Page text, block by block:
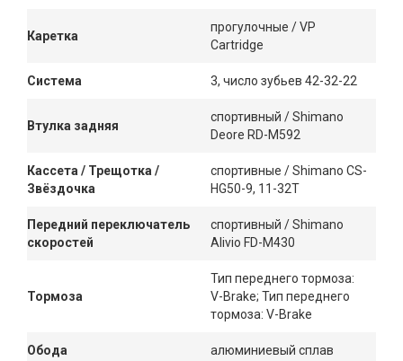
Каретка
прогулочные / VP
Cartridge
Система 3, число зубьев 42-32-22
Втулка задняя
спортивный / Shimano
Deore RD-M592
Кассета / Трещотка /
Звёздочка
спортивные / Shimano CS-
HG50-9, 11-32T
Передний переключатель
скоростей
спортивный / Shimano
Alivio FD-M430
Тормоза
Тип переднего тормоза:
V-Brake; Тип переднего
тормоза: V-Brake
Обода алюминиевый сплав